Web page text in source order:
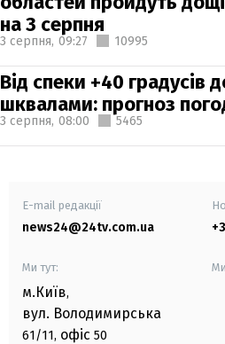
на 3 серпня
3 серпня, 09:27 10995
Від спеки +40 градусів
шквалами: прогноз
3 серпня, 08:00 5465
E-mail редакції
news24@24tv.com.ua
Ми тут:
м.Київ,
вул. Володимирська
61/11, офіс 50